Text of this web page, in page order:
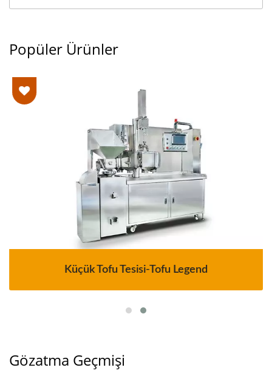
Popüler Ürünler
Küçük Tofu Tesisi-Tofu Legend
Gözatma Geçmişi